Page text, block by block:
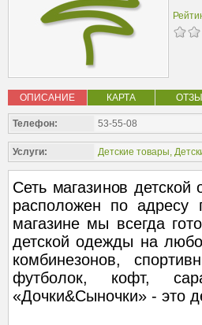
ОПИСАНИЕ КАРТА
Телефон: 53-55-08
Услуги: Детские товары,
Сеть магазинов
расположен по
магазине мы всегда
детской одежды на
комбинезонов,
футболок, кофт,
«Дочки&Сыночки» - это